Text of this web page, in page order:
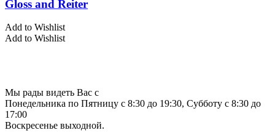
Gloss and Reiter
Add to Wishlist
Add to Wishlist
Мы рады видеть Вас с
Понедельника по Пятницу с 8:30 до 19:30, Субботу с 8:30 до
17:00
Воскресенье выходной.